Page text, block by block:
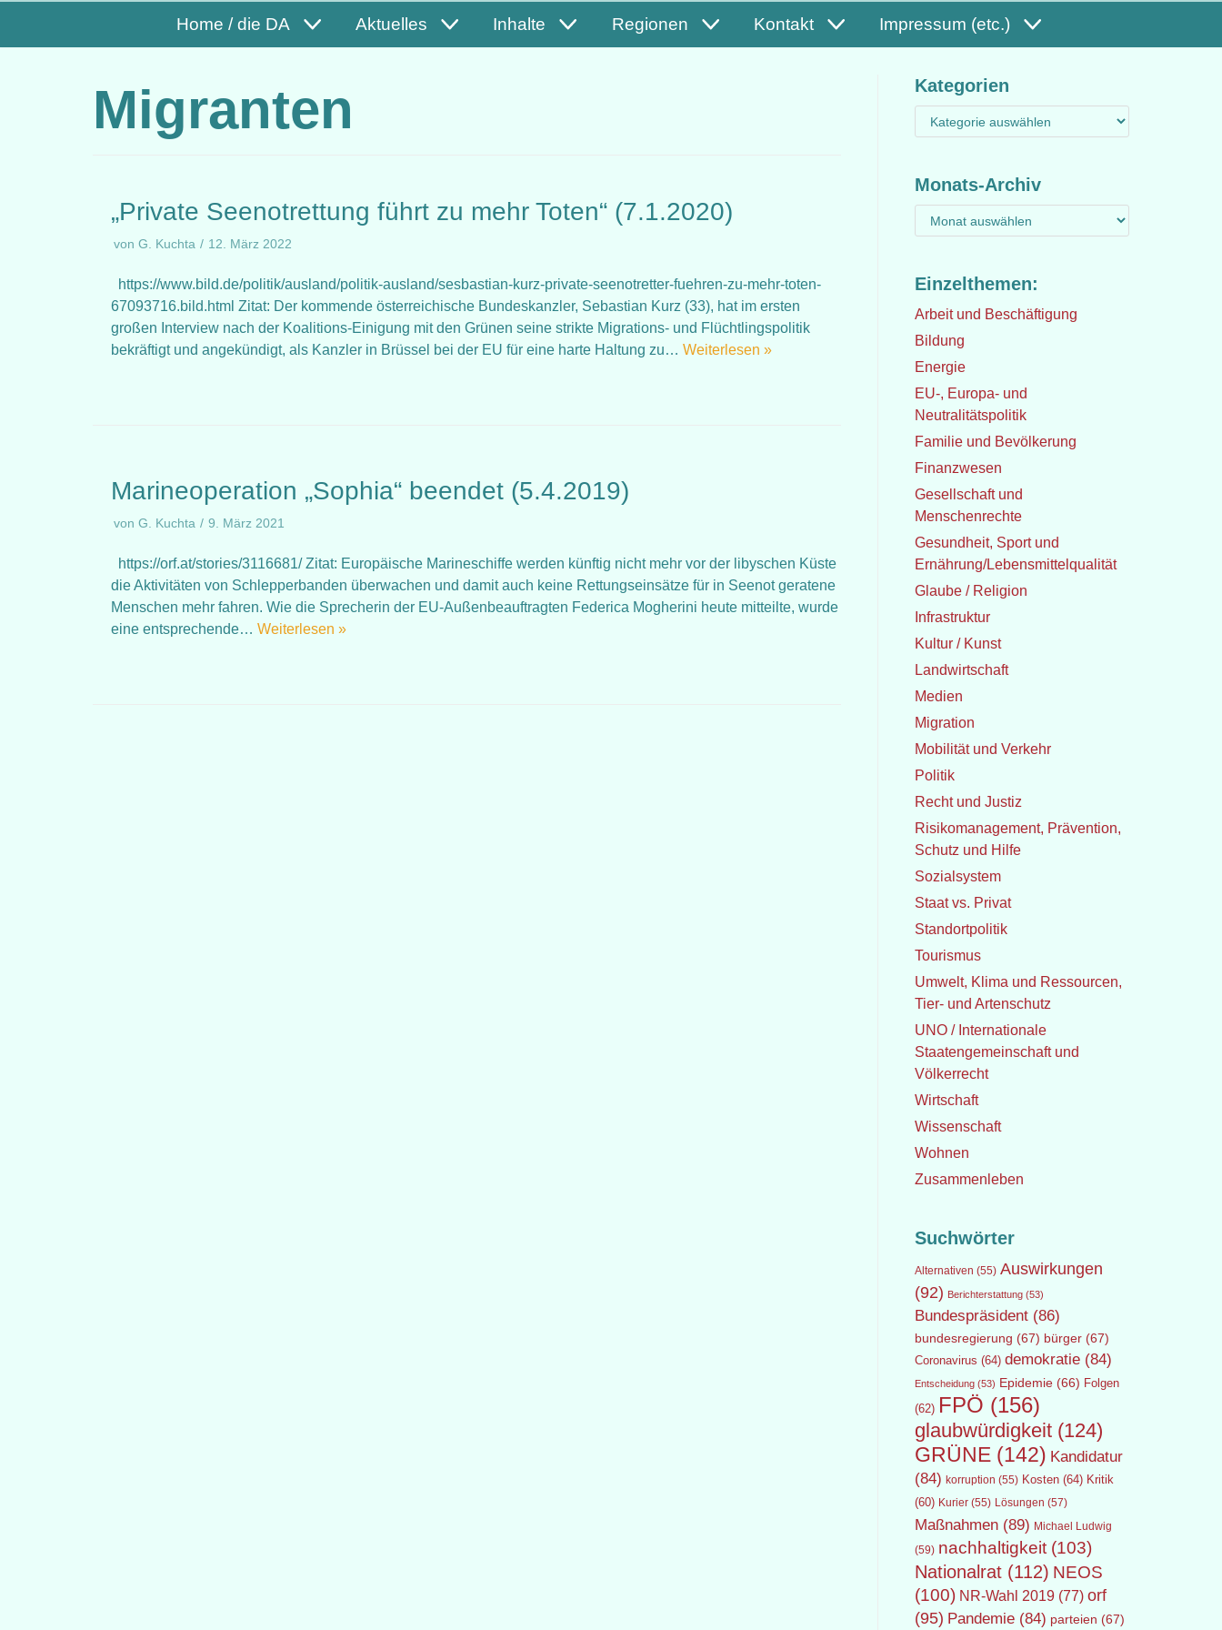
Home / die DA Aktuelles Inhalte Regionen Kontakt Impressum (etc.)
Migranten
„Private Seenotrettung führt zu mehr Toten“ (7.1.2020)
von G. Kuchta 12. März 2022
https://www.bild.de/politik/ausland/politik-ausland/sesbastian-kurz-private-seenotretter-fuehren-zu-mehr-toten-
67093716.bild.html Zitat: Der kommende österreichische Bundeskanzler, Sebastian Kurz (33), hat im ersten
großen Interview nach der Koalitions-Einigung mit den Grünen seine strikte Migrations- und Flüchtlingspolitik
bekräftigt und angekündigt, als Kanzler in Brüssel bei der EU für eine harte Haltung zu… Weiterlesen »
Marineoperation „Sophia“ beendet (5.4.2019)
von G. Kuchta 9. März 2021
https://orf.at/stories/3116681/ Zitat: Europäische Marineschiffe werden künftig nicht mehr vor der libyschen Küste
die Aktivitäten von Schlepperbanden überwachen und damit auch keine Rettungseinsätze für in Seenot geratene
Menschen mehr fahren. Wie die Sprecherin der EU-Außenbeauftragten Federica Mogherini heute mitteilte, wurde
eine entsprechende… Weiterlesen »
Kategorien
Monats-Archiv
Einzelthemen:
Arbeit und Beschäftigung
Bildung
Energie
EU-, Europa- und
Neutralitätspolitik
Familie und Bevölkerung
Finanzwesen
Gesellschaft und
Menschenrechte
Gesundheit, Sport und
Ernährung/Lebensmittelqualität
Glaube / Religion
Infrastruktur
Kultur / Kunst
Landwirtschaft
Medien
Migration
Mobilität und Verkehr
Politik
Recht und Justiz
Risikomanagement, Prävention,
Schutz und Hilfe
Sozialsystem
Staat vs. Privat
Standortpolitik
Tourismus
Umwelt, Klima und Ressourcen,
Tier- und Artenschutz
UNO / Internationale
Staatengemeinschaft und
Völkerrecht
Wirtschaft
Wissenschaft
Wohnen
Zusammenleben
Suchwörter
Alternativen (55) Auswirkungen
(92) Berichterstattung(53)
Bundespräsident(86)
bundesregierung (67) bürger(67)
Coronavirus (64) demokratie(84)
Entscheidung(53) Epidemie(66) Folgen
(62) FPÖ (156)
glaubwürdigkeit(124)
GRÜNE(142) Kandidatur
(84) korruption (55) Kosten(64) Kritik
(60) Kurier(55) Lösungen (57)
Maßnahmen(89) Michael Ludwig
(59) nachhaltigkeit(103)
Nationalrat(112) NEOS
(100) NR-Wahl 2019(77) orf
(95) Pandemie(84) parteien (67)